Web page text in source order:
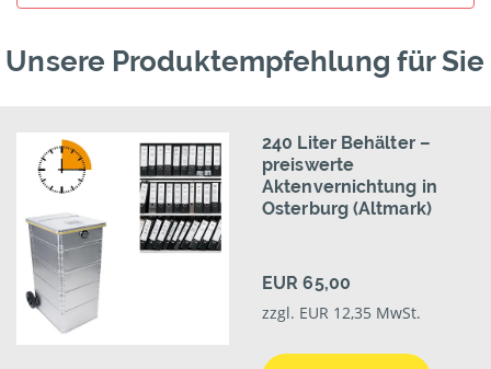
Unsere Produktempfehlung für Sie
240 Liter Behälter –
preiswerte
Aktenvernichtung in
Osterburg (Altmark)
EUR 65,00
zzgl. EUR 12,35 MwSt.